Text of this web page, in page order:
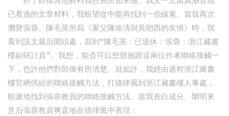
已看過的文章材料，我盼望從中能再找到一些線索。當我再次
瀏覽張蓉、陳毛英所寫《家父陳瑜清與吳朗西的友情》時，我
看到該文最后開頭處，寫到“陳毛英：已退休；張蓉：浙江藏書
樓副研討員”。我想，能否可以想措施跟這兩位作者聯絡接觸一
下，也許他們對郎偉有所清楚。就如許，我經由過程浙江藏書
樓官網供給的聯絡接觸方法，打德律風到浙江藏書樓人事處，
順遂地找到張蓉教員的聯絡接觸方法。當我表白成分、闡明來
意后張蓉教員爽直地在德律風中表現：